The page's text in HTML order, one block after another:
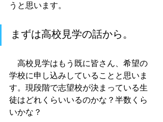
うと思います。
まずは高校見学の話から。
高校見学はもう既に皆さん、希望の
学校に申し込みしていることと思いま
す。現段階で志望校が決まっている生
徒はどれくらいいるのかな？半数くら
いかな？